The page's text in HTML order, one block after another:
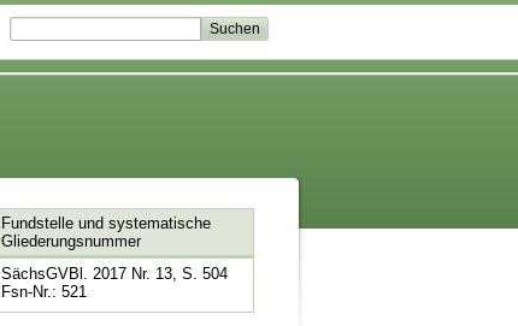
Fundstelle und systematische
Gliederungsnummer
SächsGVBl. 2017 Nr. 13, S. 504
Fsn-Nr.: 521